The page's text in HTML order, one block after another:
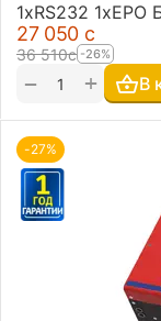
1хRS232
27 050 с
36 510с -26%
+
− В
-27%